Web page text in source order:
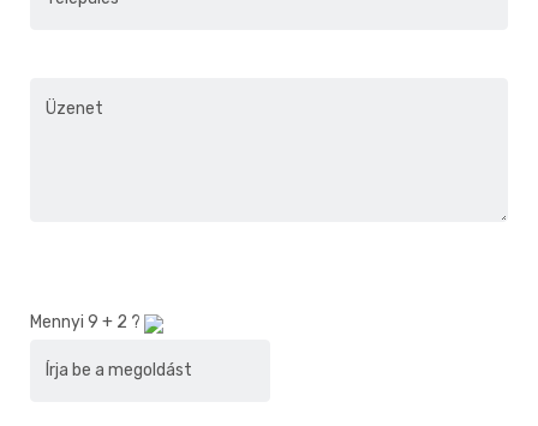
Mennyi 9 + 2 ?